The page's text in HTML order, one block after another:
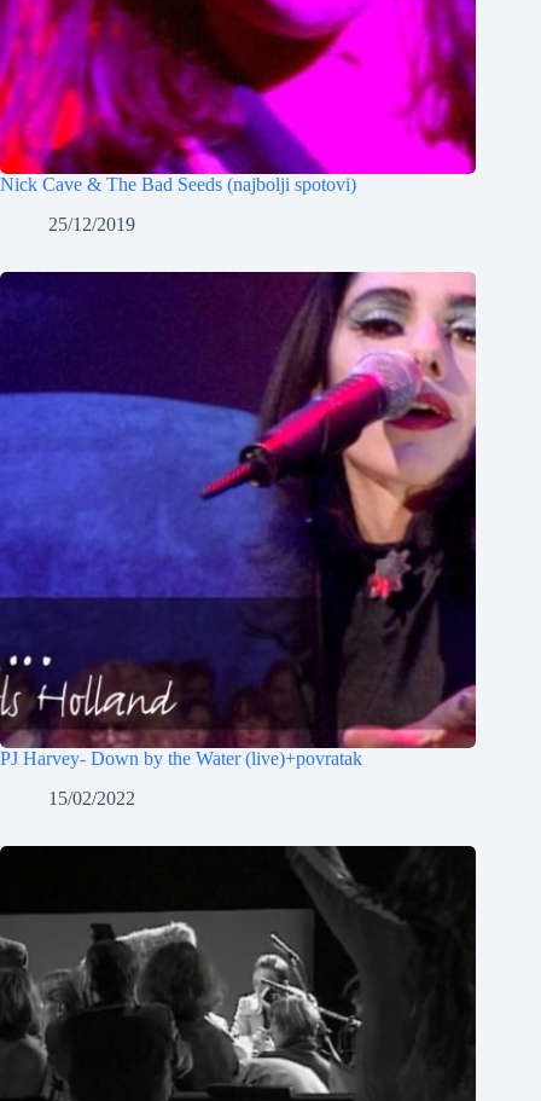
Nick Cave & The Bad Seeds (najbolji spotovi)
25/12/2019
PJ Harvey- Down by the Water (live)+povratak
15/02/2022